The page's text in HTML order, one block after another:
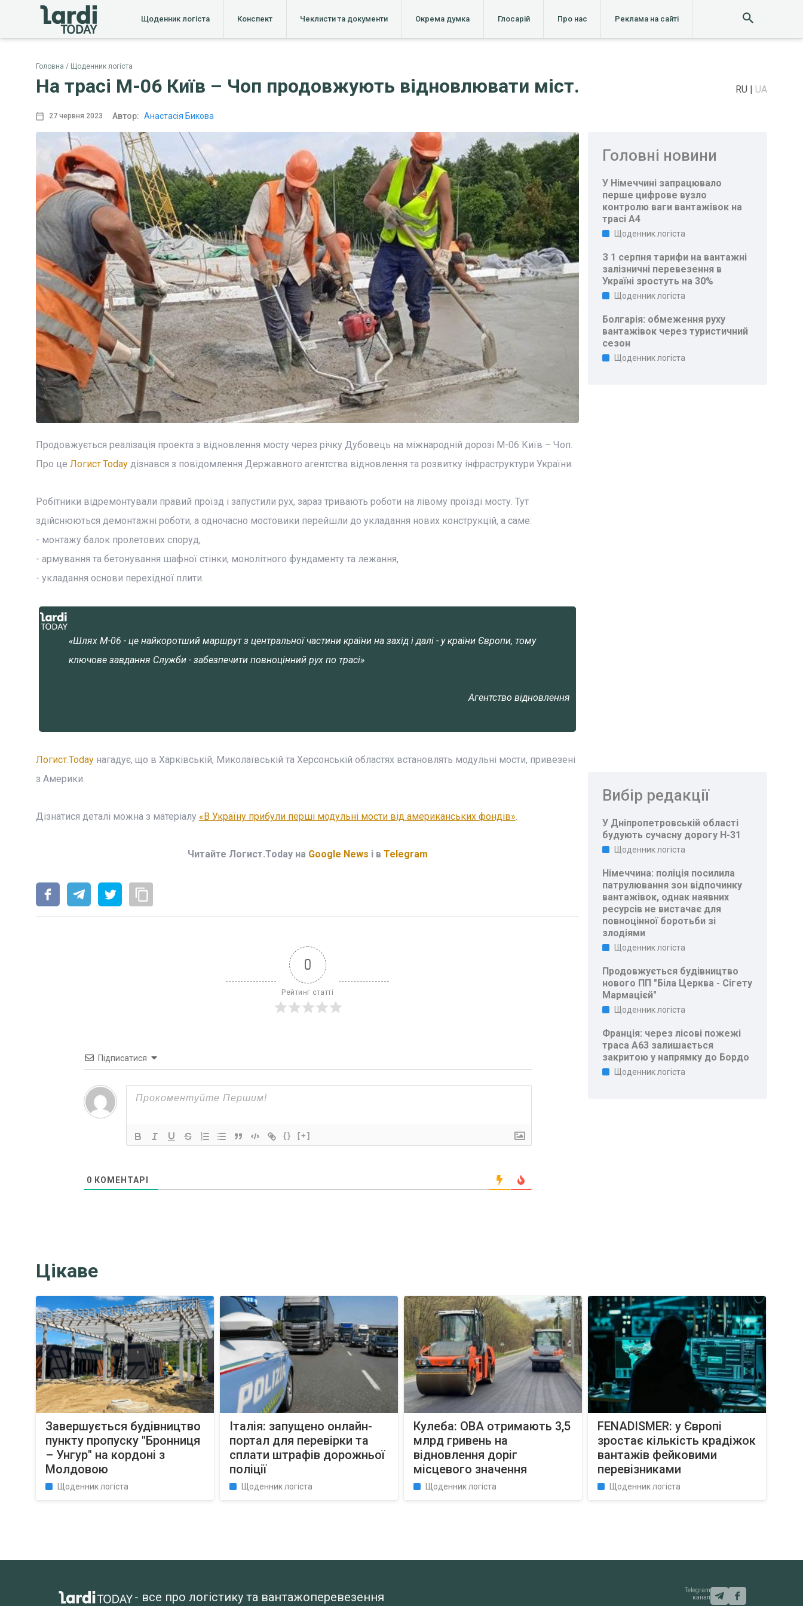
Щоденник логіста Конспект Чеклисти та документи Окрема думка Глосарій Про нас Реклама на сайті
Головна Щоденник логіста
На трасі М-06 Київ – Чоп продовжують відновлювати міст. RU UA
27 червня 2023 Автор: Анастасія Бикова
Продовжується реалізація проекта з відновлення мосту через річку Дубовець на міжнародній дорозі М-06 Київ – Чоп.
Про це Логист.Todayдізнався з повідомлення Державного агентства відновлення та розвитку інфраструктури України.
Робітники відремонтували правий проїзд і запустили рух, зараз тривають роботи на лівому проїзді мосту. Тут
здійснюються демонтажні роботи, а одночасно мостовики перейшли до укладання нових конструкцій, а саме:
- монтажу балок пролетових споруд,
- армування та бетонування шафної стінки, монолітного фундаменту та лежання,
- укладання основи перехідної плити.
«Шлях М-06 - це найкоротший маршрут з центральної частини країни на захід і далі - у країни Європи, тому
ключове завдання Служби - забезпечити повноцінний рух по трасі»
Агентство відновлення
Логист.Todayнагадує, що в Харківській, Миколаївській та Херсонській областях встановлять модульні мости, привезені
з Америки.
Дізнатися деталі можна з матеріалу «В Україну прибули перші модульні мости від американських фондів».
Читайте Логист.Today на Google News і в Telegram
0
Рейтинг статті
Підписатися
{} [+]
0 КОМЕНТАРІ
Головні новини
У Німеччині запрацювало
перше цифрове вузло
контролю ваги вантажівок на
трасі A4
Щоденник логіста
З 1 серпня тарифи на вантажні
залізничні перевезення в
Україні зростуть на 30%
Щоденник логіста
Болгарія: обмеження руху
вантажівок через туристичний
сезон
Щоденник логіста
Вибір редакції
У Дніпропетровській області
будують сучасну дорогу Н-31
Щоденник логіста
Німеччина: поліція посилила
патрулювання зон відпочинку
вантажівок, однак наявних
ресурсів не вистачає для
повноцінної боротьби зі
злодіями
Щоденник логіста
Продовжується будівництво
нового ПП "Біла Церква - Сігету
Мармацієй"
Щоденник логіста
Франція: через лісові пожежі
траса A63 залишається
закритою у напрямку до Бордо
Щоденник логіста
Цікаве
Завершується будівництво
пункту пропуску "Бронниця
– Унгур" на кордоні з
Молдовою
Щоденник логіста
Італія: запущено онлайн-
портал для перевірки та
сплати штрафів дорожньої
поліції
Щоденник логіста
Кулеба: ОВА отримають 3,5
млрд гривень на
відновлення доріг
місцевого значення
Щоденник логіста
FENADISMER: у Європі
зростає кількість крадіжок
вантажів фейковими
перевізниками
Щоденник логіста
- все про логістику та вантажоперевезення
Telegram
канал